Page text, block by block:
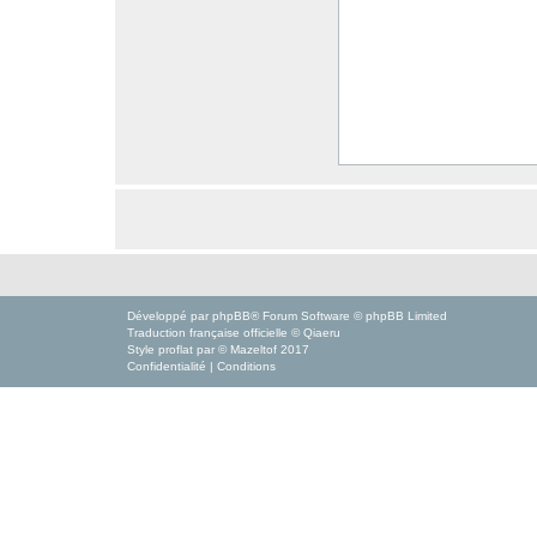
Développé par phpBB® Forum Software © phpBB Limited
Traduction française officielle © Qiaeru
Style proflat par © Mazeltof 2017
Confidentialité | Conditions